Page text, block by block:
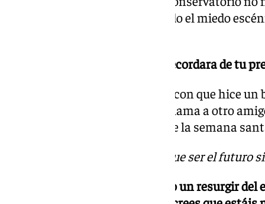
atriles, si es cierto que he perdido el miedo
-¿Qué te gustaría que la gente recordara de tu
Quiero que se queden conmigo, con que hice
ha ocurrido siempre un amigo llama a otro
en la fe que van a ser el futuro de la semana
«Los jóvenes no tenemos que ser el futuro
-Actualmente estamos viviendo un resurgir del